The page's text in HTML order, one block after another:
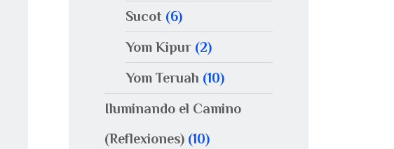
Sucot (6)
Yom Kipur (2)
Yom Teruah (10)
Iluminando el Camino
(Reflexiones) (10)